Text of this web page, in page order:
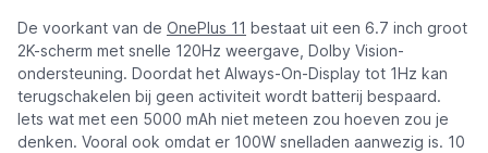
De voorkant van de OnePlus 11 bestaat uit een 6.7 inch groot
2K-scherm met snelle 120Hz weergave, Dolby Vision-
ondersteuning. Doordat het Always-On-Display tot 1Hz kan
terugschakelen bij geen activiteit wordt batterij bespaard.
Iets wat met een 5000 mAh niet meteen zou hoeven zou je
denken. Vooral ook omdat er 100W snelladen aanwezig is. 10